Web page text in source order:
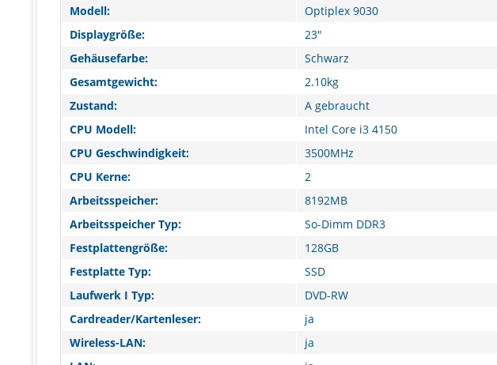
Modell:
Optiplex 9030
Displaygröße:
23"
Gehäusefarbe:
Schwarz
Gesamtgewicht:
2.10kg
Zustand:
A gebraucht
CPU Modell:
Intel Core i3 4150
CPU Geschwindigkeit:
3500MHz
CPU Kerne:
2
Arbeitsspeicher:
8192MB
Arbeitsspeicher Typ:
So-Dimm DDR3
Festplattengröße:
128GB
Festplatte Typ:
SSD
Laufwerk I Typ:
DVD-RW
Cardreader/Kartenleser:
ja
Wireless-LAN:
ja